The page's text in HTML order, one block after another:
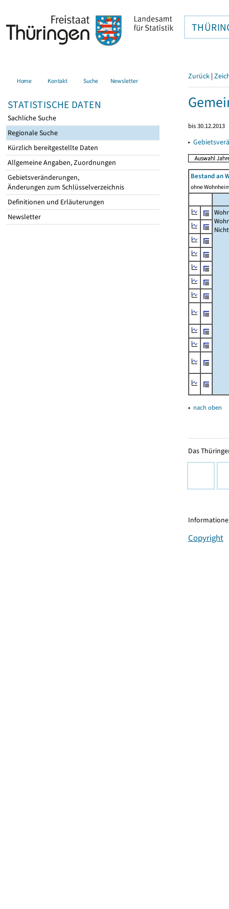
Home Kontakt Suche Newsletter
STATISTISCHE DATEN
Sachliche Suche
Regionale Suche
Kürzlich bereitgestellte Daten
Allgemeine Angaben, Zuordnungen
Gebietsveränderungen,
Änderungen zum Schlüsselverzeichnis
Definitionen und Erläuterungen
Newsletter
Zurück |
bis 30.12.2013
▸
Bestand an
ohne
▴ nach oben
Das
Copyright